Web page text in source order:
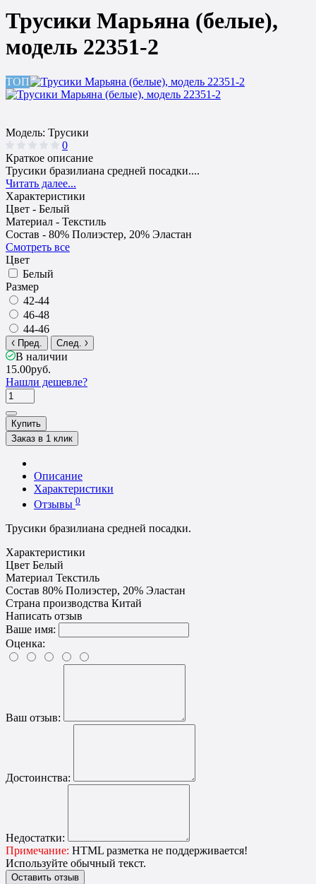
Трусики Марьяна (белые),
модель 22351-2
ТОП
Модель: Трусики
0
Краткое описание
Трусики бразилиана средней посадки....
Читать далее...
Характеристики
Цвет - Белый
Материал - Текстиль
Состав - 80% Полиэстер, 20% Эластан
Смотреть все
Цвет
Белый
Размер
42-44
46-48
44-46
Пред. След.
В наличии
15.00руб.
Нашли дешевле?
Купить
Заказ в 1 клик
Описание
Характеристики
Отзывы 0
Трусики бразилиана средней посадки.
Характеристики
Цвет Белый
Материал Текстиль
Состав 80% Полиэстер, 20% Эластан
Страна производства Китай
Написать отзыв
Ваше имя:
Оценка:
Ваш отзыв:
Достоинства:
Недостатки:
Примечание: HTML разметка не поддерживается!
Используйте обычный текст.
Оставить отзыв